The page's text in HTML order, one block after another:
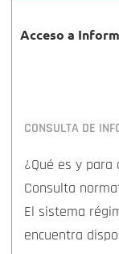
Acceso a
CONSULTA DE
¿Qué es y para
Consulta
El sistema
encuentra